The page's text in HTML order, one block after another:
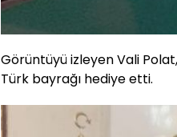
Görüntüyü izleyen Vali
Türk bayrağı hediye etti.